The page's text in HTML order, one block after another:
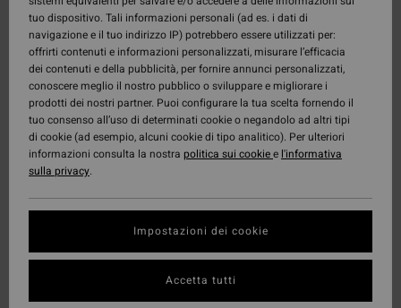
tuo dispositivo. Tali informazioni personali (ad es. i dati di
navigazione e il tuo indirizzo IP) potrebbero essere utilizzati per:
offrirti contenuti e informazioni personalizzati, misurare l’efficacia
dei contenuti e della pubblicità, per fornire annunci personalizzati,
conoscere meglio il nostro pubblico o sviluppare e migliorare i
prodotti dei nostri partner. Puoi configurare la tua scelta fornendo il
tuo consenso all’uso di determinati cookie o negandolo ad altri tipi
di cookie (ad esempio, alcuni cookie di tipo analitico). Per ulteriori
informazioni consulta la nostra politica sui cookiee l'informativa
sulla privacy.
Impostazioni dei cookie
Accetta tutti